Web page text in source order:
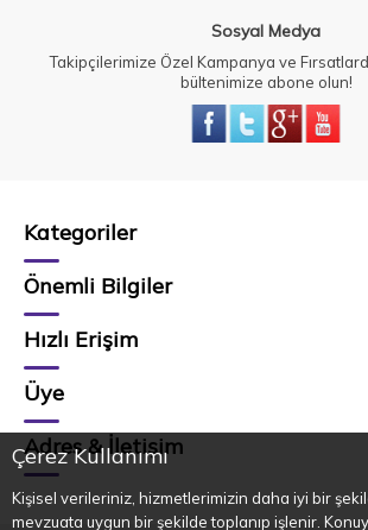
Çerez Kullanımı
Kişisel verileriniz, hizmetlerimizin daha iyi bir
mevzuata uygun bir şekilde toplanıp işlenir.
Sosyal Medya
Takipçilerimize Özel Kampanya ve
bültenimize abone olun!
Kategoriler
Önemli Bilgiler
Hızlı Erişim
Üye
Adres & İletişim